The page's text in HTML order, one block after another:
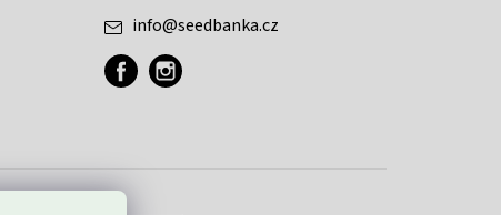
info@seedbanka.cz